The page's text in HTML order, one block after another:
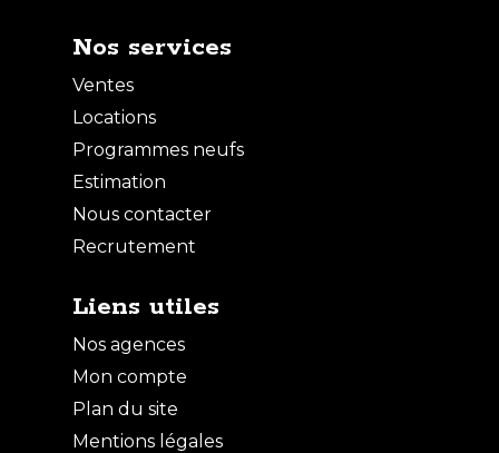
Nos services
Ventes
Locations
Programmes neufs
Estimation
Nous contacter
Recrutement
Liens utiles
Nos agences
Mon compte
Plan du site
Mentions légales